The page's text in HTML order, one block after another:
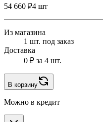
54 660 ₽4 шт
Из магазина
1 шт. под заказ
Доставка
0 ₽ за 4 шт.
В корзину
Можно в кредит